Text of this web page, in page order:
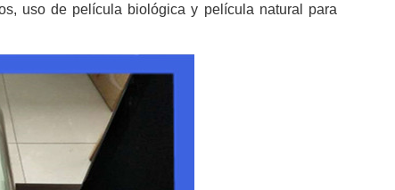
uso de película biológica y película natural para